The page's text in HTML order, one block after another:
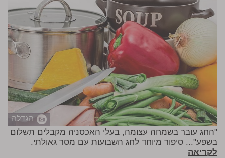
הגדלה
"החג עובר בשמחה עצומה, בעלי האכסניה מקבלים תשלום
בשפע"... סיפור מיוחד לחג השבועות עם מסר גאולתי.
לקריאה